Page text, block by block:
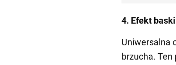
4. Efekt
Uniwersalna
brzucha.